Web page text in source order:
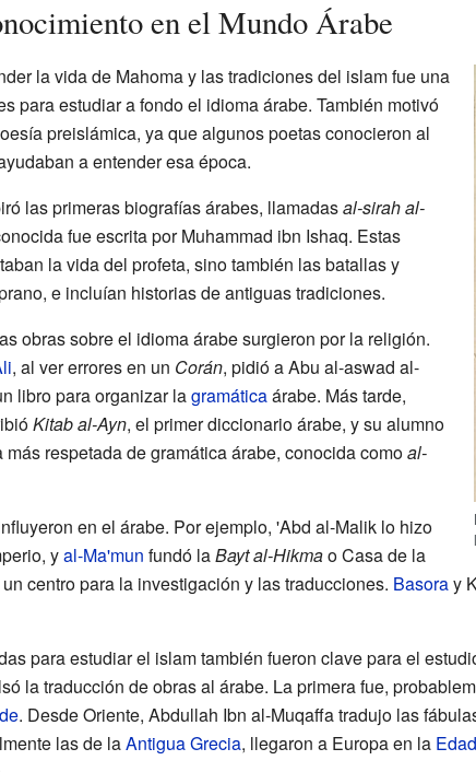
en el Mundo Árabe
la vida de Mahoma y las tradiciones del islam fue una
para estudiar a fondo el idioma árabe. También motivó
preislámica, ya que algunos poetas conocieron al
a entender esa época.
las primeras biografías árabes, llamadasal-sirah al-
fue escrita por Muhammad ibn Ishaq. Estas
la vida del profeta, sino también las batallas y
e incluían historias de antiguas tradiciones.
obras sobre el idioma árabe surgieron por la religión.
, al ver errores en un Corán, pidió a Abu al-aswad al-
libro para organizar lagramáticaárabe. Más tarde,
Kitab al-Ayn, el primer diccionario árabe, y su alumno
más respetada de gramática árabe, conocida comoal-
en el árabe. Por ejemplo, 'Abd al-Malik lo hizo
yal-Ma'mun fundó laBayt al-Hikmao Casa de la
un centro para la investigación y las traducciones. Basoray
para estudiar el islam también fueron clave para el
la traducción de obras al árabe. La primera fue,
. Desde Oriente, Abdullah Ibn al-Muqaffa tradujo las
las de laAntigua Grecia, llegaron a Europa en la